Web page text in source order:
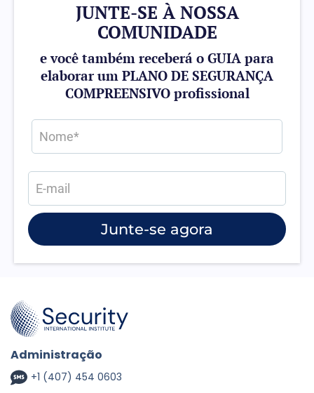
JUNTE-SE À NOSSA
COMUNIDADE
e você também receberá o GUIA para
elaborar um PLANO DE SEGURANÇA
COMPREENSIVO profissional
Junte-se agora
Administração
+1 (407) 454 0603